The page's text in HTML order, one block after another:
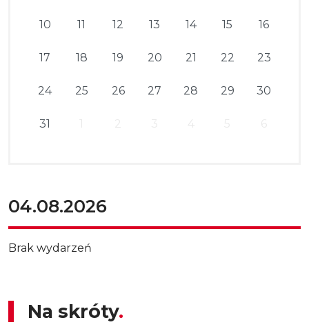
10 11 12 13 14 15 16
17 18 19 20 21 22 23
24 25 26 27 28 29 30
31
04.08.2026
Brak wydarzeń
Na skróty